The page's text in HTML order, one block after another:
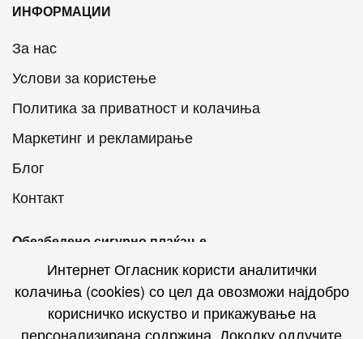
ИНФОРМАЦИИ
За нас
Услови за користење
Политика за приватност и колачиња
Маркетинг и рекламирање
Блог
Контакт
Обезбедено сигурно плаќање
Интернет Огласник користи аналитички
колачиња (cookies) со цел да овозможи најдобро
корисничко искуство и прикажување на
персонализирана содржина. Доколку одлучите